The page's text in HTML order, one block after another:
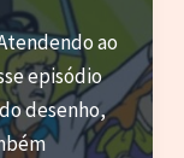
ao
episódio
desenho,